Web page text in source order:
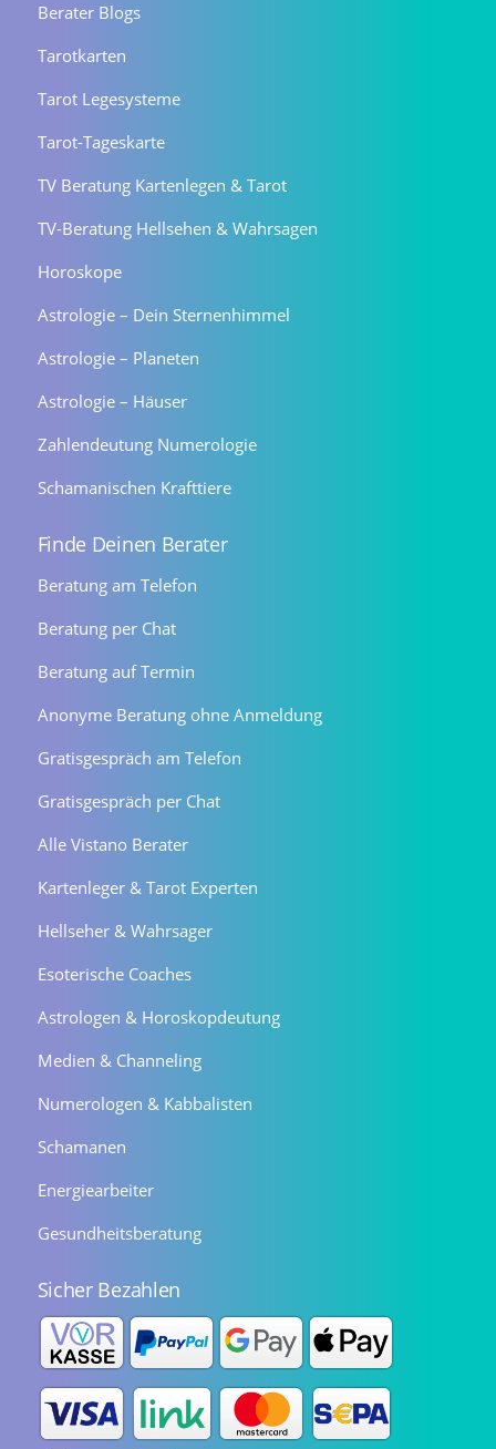
Berater Blogs
Tarotkarten
Tarot Legesysteme
Tarot-Tageskarte
TV Beratung Kartenlegen & Tarot
TV-Beratung Hellsehen & Wahrsagen
Horoskope
Astrologie – Dein Sternenhimmel
Astrologie – Planeten
Astrologie – Häuser
Zahlendeutung Numerologie
Schamanischen Krafttiere
Finde Deinen Berater
Beratung am Telefon
Beratung per Chat
Beratung auf Termin
Anonyme Beratung ohne Anmeldung
Gratisgespräch am Telefon
Gratisgespräch per Chat
Alle Vistano Berater
Kartenleger & Tarot Experten
Hellseher & Wahrsager
Esoterische Coaches
Astrologen & Horoskopdeutung
Medien & Channeling
Numerologen & Kabbalisten
Schamanen
Energiearbeiter
Gesundheitsberatung
Sicher Bezahlen